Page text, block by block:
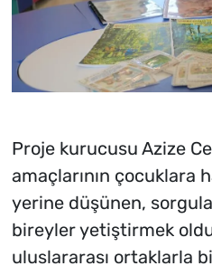
Proje kurucusu Azize
amaçlarının çocuklara
yerine düşünen,
bireyler yetiştirmek
uluslararası ortaklarla